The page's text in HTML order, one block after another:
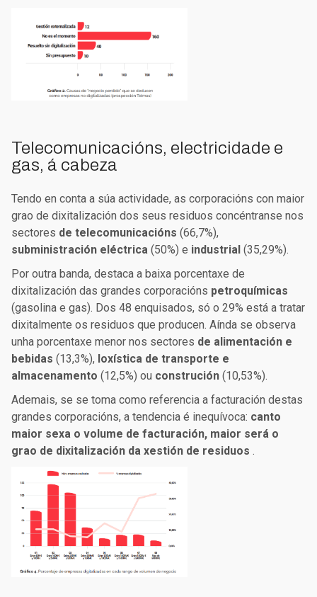
Telecomunicacións, electricidade e
gas, á cabeza
Tendo en conta a súa actividade, as corporacións con maior
grao de dixitalización dos seus residuos concéntranse nos
sectores de telecomunicacións (66,7%),
subministración eléctrica (50%) e industrial (35,29%).
Por outra banda, destaca a baixa porcentaxe de
dixitalización das grandes corporacións petroquímicas
(gasolina e gas). Dos 48 enquisados, só o 29% está a tratar
dixitalmente os residuos que producen. Aínda se observa
unha porcentaxe menor nos sectores de alimentación e
bebidas (13,3%), loxística de transporte e
almacenamento (12,5%) ou construción (10,53%).
Ademais, se se toma como referencia a facturación destas
grandes corporacións, a tendencia é inequívoca: canto
maior sexa o volume de facturación, maior será o
grao de dixitalización da xestión de residuos .